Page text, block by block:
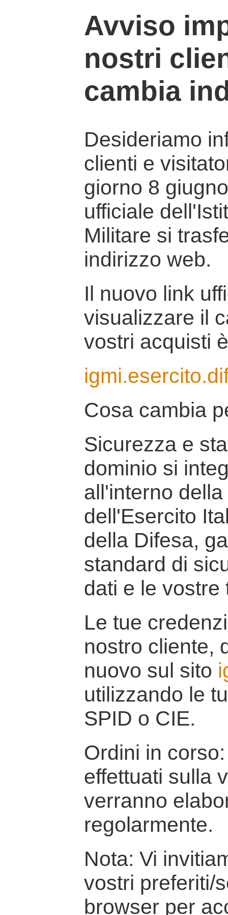
Avviso
nostri
cambia
Desideriamo
clienti e
giorno 8
ufficiale
Militare si
indirizzo web.
Il nuovo link
visualizzare il
vostri acquisti
Cosa cambia
Sicurezza e
dominio si
all'interno
dell'Esercito
della Difesa,
standard di
dati e le vostre
Le tue
nostro cliente,
nuovo sul sito
utilizzando le
SPID o CIE.
Ordini in
effettuati sulla
verranno
regolarmente.
Nota: Vi
vostri preferiti/
browser per